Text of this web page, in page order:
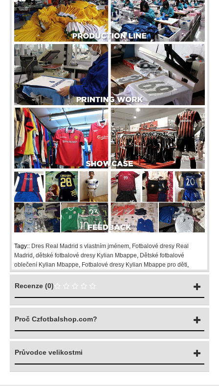
Tagy:: Dres Real Madrid s vlastním jménem Fotbalové dresy Real
Madrid dětské fotbalové dresy Kylian Mbappe Dětské fotbalové
oblečení Kylian Mbappe Fotbalové dresy Kylian Mbappe pro děti
Recenze (0)
Proč Czfotbalshop.com?
Průvodce velikostmi